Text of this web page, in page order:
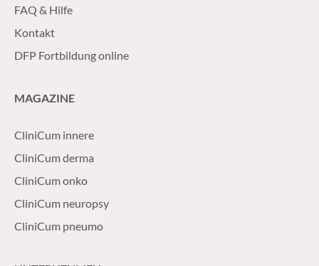
FAQ & Hilfe
Kontakt
DFP Fortbildung online
MAGAZINE
CliniCum innere
CliniCum derma
CliniCum onko
CliniCum neuropsy
CliniCum pneumo